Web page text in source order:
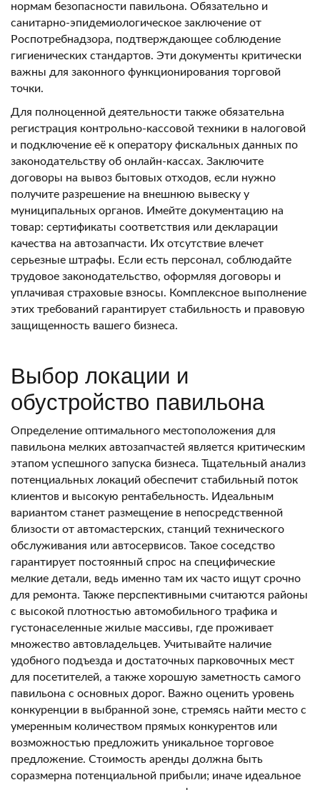
нормам безопасности павильона. Обязательно и
санитарно-эпидемиологическое заключение от
Роспотребнадзора, подтверждающее соблюдение
гигиенических стандартов. Эти документы критически
важны для законного функционирования торговой
точки.
Для полноценной деятельности также обязательна
регистрация контрольно-кассовой техники в налоговой
и подключение её к оператору фискальных данных по
законодательству об онлайн-кассах. Заключите
договоры на вывоз бытовых отходов, если нужно
получите разрешение на внешнюю вывеску у
муниципальных органов. Имейте документацию на
товар: сертификаты соответствия или декларации
качества на автозапчасти. Их отсутствие влечет
серьезные штрафы. Если есть персонал, соблюдайте
трудовое законодательство, оформляя договоры и
уплачивая страховые взносы. Комплексное выполнение
этих требований гарантирует стабильность и правовую
защищенность вашего бизнеса.
Выбор локации и
обустройство павильона
Определение оптимального местоположения для
павильона мелких автозапчастей является критическим
этапом успешного запуска бизнеса. Тщательный анализ
потенциальных локаций обеспечит стабильный поток
клиентов и высокую рентабельность. Идеальным
вариантом станет размещение в непосредственной
близости от автомастерских, станций технического
обслуживания или автосервисов. Такое соседство
гарантирует постоянный спрос на специфические
мелкие детали, ведь именно там их часто ищут срочно
для ремонта. Также перспективными считаются районы
с высокой плотностью автомобильного трафика и
густонаселенные жилые массивы, где проживает
множество автовладельцев. Учитывайте наличие
удобного подъезда и достаточных парковочных мест
для посетителей, а также хорошую заметность самого
павильона с основных дорог. Важно оценить уровень
конкуренции в выбранной зоне, стремясь найти место с
умеренным количеством прямых конкурентов или
возможностью предложить уникальное торговое
предложение. Стоимость аренды должна быть
соразмерна потенциальной прибыли; иначе идеальное